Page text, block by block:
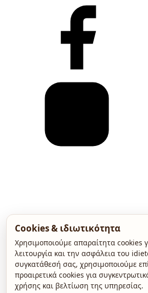
Cookies & ιδιωτικότητα
Χρησιμοποιούμε απαραίτητα cookies
λειτουργία και την ασφάλεια του
συγκατάθεσή σας, χρησιμοποιούμε
προαιρετικά cookies για
χρήσης και βελτίωση της υπηρεσίας.